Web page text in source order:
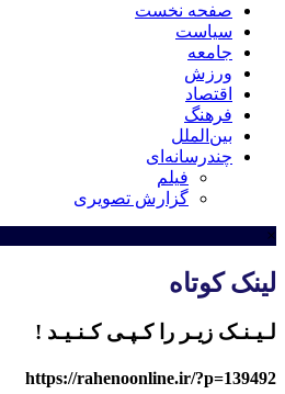
صفحه نخست
سیاست
جامعه
ورزش
اقتصاد
فرهنگ
بین‌الملل
چندرسانه‌ای
فیلم
گزارش تصویری
×
لینک کوتاه
لـیـنـک زیـر را کـپـی کـنـیـد !
https://rahenoonline.ir/?p=139492